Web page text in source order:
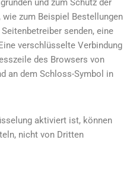
und zum Schutz der
zum Beispiel Bestellungen
senden, eine
verschlüsselte Verbindung
des Browsers von
an dem Schloss-Symbol in
aktiviert ist, können
nicht von Dritten